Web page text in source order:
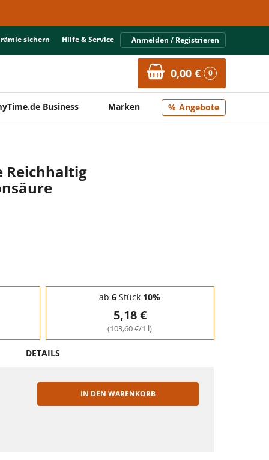
sichern Hilfe & Service Anmelden / Registrieren
0,00 € 0
Business Marken Angebote
Reichhaltig
ab 6 Stück 10%
5,18 €
(103,60 €/1 l)
DETAILS
IN DEN WARENKORB